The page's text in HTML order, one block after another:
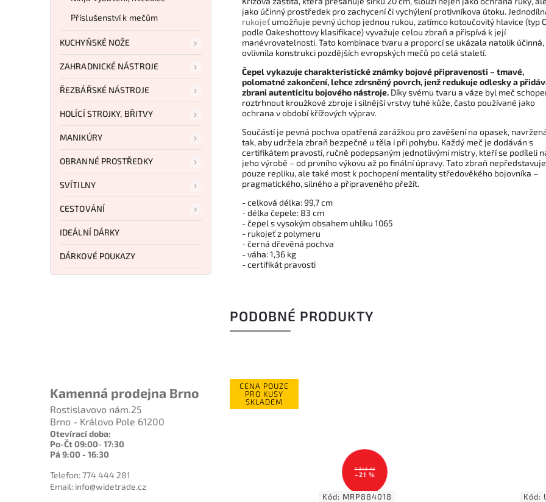
Příslušenství k mečům
KUCHYŇSKÉ NOŽE
ZAHRADNICKÉ NÁSTROJE
ŘEZBÁŘSKÉ NÁSTROJE
HOLÍCÍ STROJKY, BŘITVY
MANIKÚRY
OBRANNÉ PROSTŘEDKY
SVÍTILNY
CESTOVÁNÍ
IDEÁLNÍ DÁRKY
DÁRKOVÉ POUKAZY
Kamenná prodejna Brno
Rostislavovo nám.25
Brno - Královo Pole 61200
Otevírací doba:
Po-Čt 09:00- 17:30
Pá 9:00 - 16:30
Telefon: 774 444 281
Email: info@widetrade.cz
jako účinný prostředek pro zachycení či vychýlení protivníkova útoku.
rukojeť umožňuje pevný úchop jednou rukou, zatímco kotoučovitý hlavice (typ
podle Oakeshottovy klasifikace) vyvažuje celou zbraň a přispívá k její
manévrovatelnosti. Tato kombinace tvaru a proporcí se ukázala natolik účinná,
ovlivnila konstrukci pozdějších evropských mečů po celá staletí.
Čepel vykazuje charakteristické známky bojové připravenosti – tmavé,
polomatné zakončení, lehce zdrsněný povrch, jenž redukuje odlesky a
zbrani autenticitu bojového nástroje. Díky svému tvaru a váze byl meč
roztrhnout kroužkové zbroje i silnější vrstvy tuhé kůže, často používané jako
ochrana v období křížových výprav.
Součástí je pevná pochva opatřená zarážkou pro zavěšení na opasek,
tak, aby udržela zbraň bezpečně u těla i při pohybu. Každý meč je dodáván s
certifikátem pravosti, ručně podepsaným jednotlivými mistry, kteří se podíleli
jeho výrobě – od prvního výkovu až po finální úpravy. Tato zbraň nepředstavuje
pouze repliku, ale také most k pochopení mentality středověkého bojovníka –
pragmatického, silného a připraveného přežít.
- celková délka: 99,7 cm
- délka čepele: 83 cm
- čepel s vysokým obsahem uhlíku 1065
- rukojeť z polymeru
- černá dřevěná pochva
- váha: 1,36 kg
- certifikát pravosti
PODOBNÉ PRODUKTY
CENA POUZE
PRO KUSY
SKLADEM
7 343 Kč
–21 %
Kód: MRP884018 Kód: